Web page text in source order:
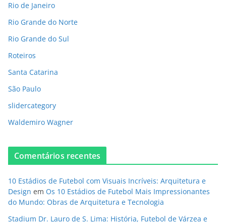
Rio de Janeiro
Rio Grande do Norte
Rio Grande do Sul
Roteiros
Santa Catarina
São Paulo
slidercategory
Waldemiro Wagner
Comentários recentes
10 Estádios de Futebol com Visuais Incríveis: Arquitetura e
Design em Os 10 Estádios de Futebol Mais Impressionantes
do Mundo: Obras de Arquitetura e Tecnologia
Stadium Dr. Lauro de S. Lima: História, Futebol de Várzea e